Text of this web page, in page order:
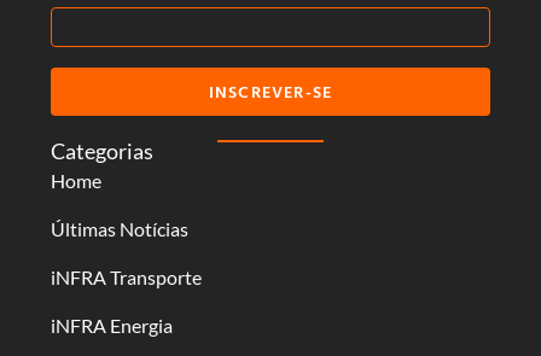
Categorias
Home
Últimas Notícias
iNFRA Transporte
iNFRA Energia
INSCREVER-SE